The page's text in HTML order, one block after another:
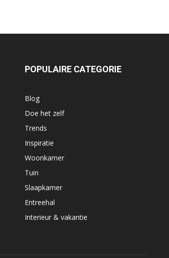
POPULAIRE CATEGORIE
Blog
Doe het zelf
Trends
Inspiratie
Woonkamer
Tuin
Slaapkamer
Entreehal
Interieur & vakantie